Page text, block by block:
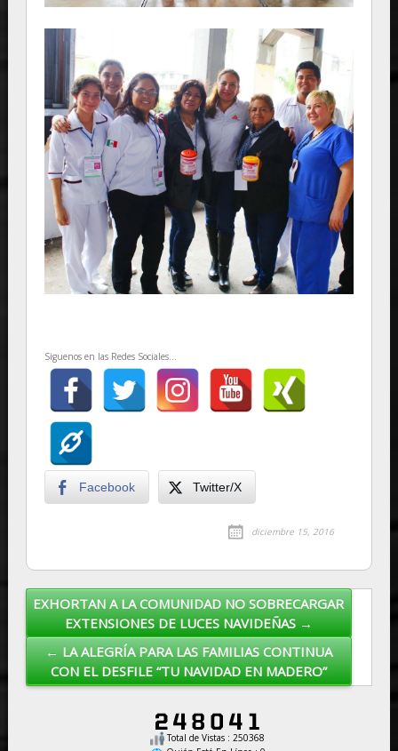
Siguenos en las Redes Sociales...
Facebook Twitter/X
diciembre 15, 2016
Post navigation
EXHORTAN A LA COMUNIDAD NO SOBRECARGAR
EXTENSIONES DE LUCES NAVIDEÑAS →
← LA ALEGRÍA PARA LAS FAMILIAS CONTINUA
CON EL DESFILE “TU NAVIDAD EN MADERO”
Total de Vistas : 250368